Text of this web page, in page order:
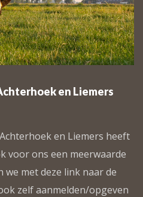
en Liemers
en Liemers heeft
voor ons een meerwaarde
met deze link naar de
zelf aanmelden/opgeven